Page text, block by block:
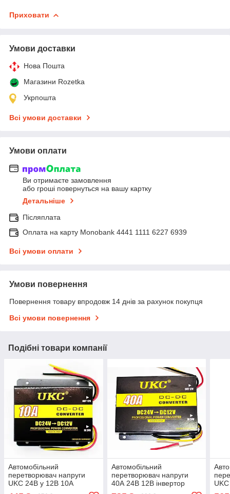
Приховати
Умови доставки
Нова Пошта
Магазини Rozetka
Укрпошта
Всі умови доставки
Умови оплати
Ви отримаєте замовлення
або гроші повернуться на вашу картку
Детальніше
Післяплата
Оплата на карту Monobank 4441 1111 6227 6939
Всі умови оплати
Умови повернення
Повернення товару впродовж 14 днів за рахунок покупця
Всі умови повернення
Подібні товари компанії
Автомобільний
перетворювач напруги
UKC 24В у 12В 10А
інвертор для вантажівок
Автомобільний
перетворювач напруги
40А 24В 12В інвертор